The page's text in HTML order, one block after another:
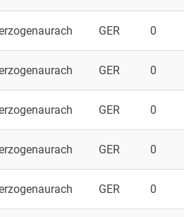
GER 0
GER 0
GER 0
GER 0
GER 0